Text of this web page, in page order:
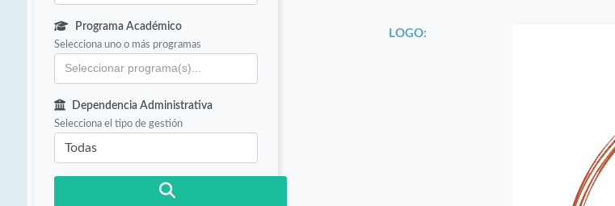
Programa Académico
Selecciona uno o más programas
Dependencia Administrativa
Selecciona el tipo de gestión
LOGO: